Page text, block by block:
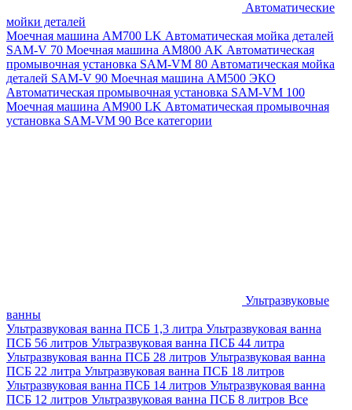
Автоматические
мойки деталей
Моечная машина AM700 LK Автоматическая мойка деталей
SAM-V 70 Моечная машина АМ800 AK Автоматическая
промывочная установка SAM-VM 80 Автоматическая мойка
деталей SAM-V 90 Моечная машина АМ500 ЭКО
Автоматическая промывочная установка SAM-VM 100
Моечная машина AM900 LK Автоматическая промывочная
установка SAM-VM 90 Все категории
Ультразвуковые
ванны
Ультразвуковая ванна ПСБ 1,3 литра Ультразвуковая ванна
ПСБ 56 литров Ультразвуковая ванна ПСБ 44 литра
Ультразвуковая ванна ПСБ 28 литров Ультразвуковая ванна
ПСБ 22 литра Ультразвуковая ванна ПСБ 18 литров
Ультразвуковая ванна ПСБ 14 литров Ультразвуковая ванна
ПСБ 12 литров Ультразвуковая ванна ПСБ 8 литров Все